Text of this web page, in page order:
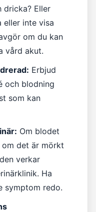
dricka? Eller
eller inte visa
om du kan
vård akut.
Erbjud
och blodning
som kan
Om blodet
om det är mörkt
verkar
Ha
symptom redo.